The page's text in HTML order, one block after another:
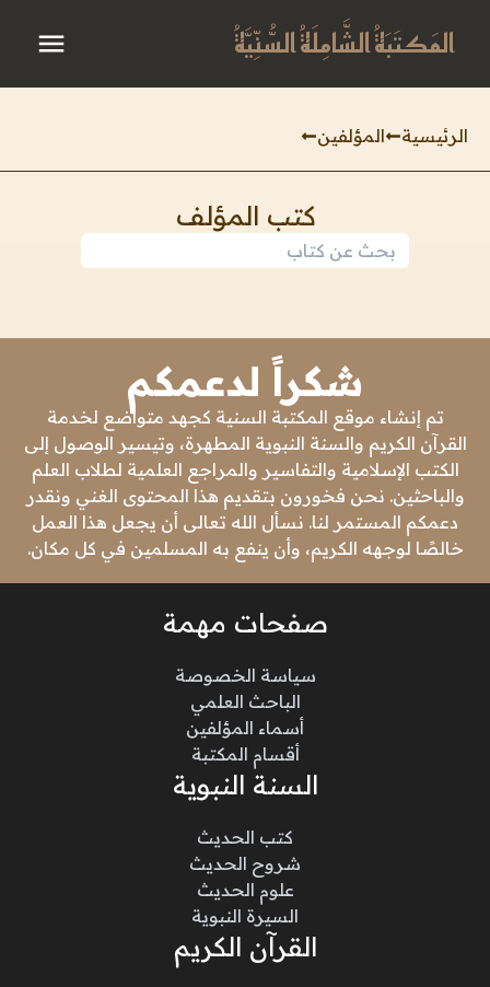
المَكتَبَةُ الشَّامِلَةُ السُّنِّيَّةُ
الرئيسية المؤلفين
كتب المؤلف
شكراً لدعمكم
تم إنشاء موقع المكتبة السنية كجهد متواضع لخدمة
القرآن الكريم والسنة النبوية المطهرة، وتيسير الوصول إلى
الكتب الإسلامية والتفاسير والمراجع العلمية لطلاب العلم
والباحثين. نحن فخورون بتقديم هذا المحتوى الغني ونقدر
دعمكم المستمر لنا. نسأل الله تعالى أن يجعل هذا العمل
خالصًا لوجهه الكريم، وأن ينفع به المسلمين في كل مكان.
صفحات مهمة
سياسة الخصوصة
الباحث العلمي
أسماء المؤلفين
أقسام المكتبة
السنة النبوية
كتب الحديث
شروح الحديث
علوم الحديث
السيرة النبوية
القرآن الكريم